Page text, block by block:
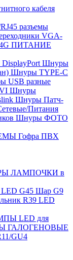
кабеля
разъемы
VGA-
ПИТАНИЕ
Шнуры
Шнуры TYPE-C
USB разные
Шнуры
Шнуры Патч-
Питания
Шнуры ФОТО
Гофра ПВХ
ЛАМПОЧКИ в
G45 Шар G9
R39 LED
LED для
ГАЛОГЕНОВЫЕ
GU4